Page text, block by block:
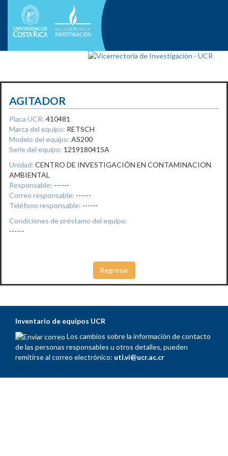
AGITADOR
Placa UCR: 410481
Marca del equipo: RETSCH
Modelo del equipo: AS200
Serie del equipo: 1219180415A
Unidad: CENTRO DE INVESTIGACIÓN EN CONTAMINACION
AMBIENTAL
Responsable: ------
Correo responsable: ------
Teléfono responsable: ------
Condiciones de préstamo del equipo:
------
Inventario de equipos UCR
Los cambios sobre la información de contacto
de las personas responsables u otros detalles, pueden
remitirse al correo electrónico: uti.vi@ucr.ac.cr